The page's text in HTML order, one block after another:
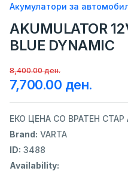
Акумулатори за
AKUMULATOR
BLUE DYNAMIC
8,400.00 ден.
7,700.00 ден.
ЕКО ЦЕНА СО ВРАТЕН
Brand: VARTA
ID: 3488
Availability: